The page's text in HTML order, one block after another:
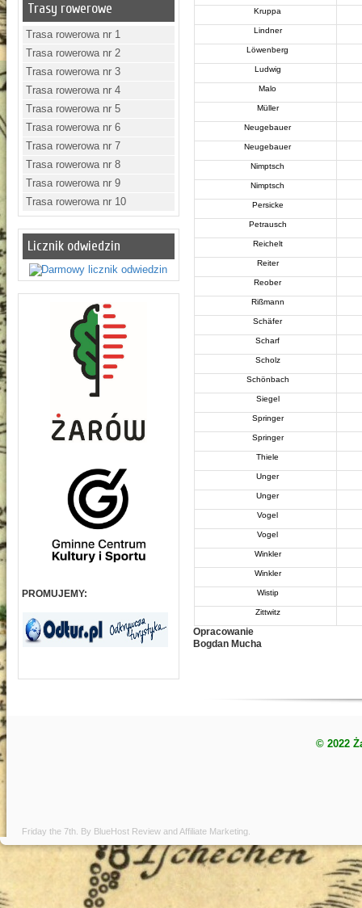
Trasy rowerowe
Trasa rowerowa nr 1
Trasa rowerowa nr 2
Trasa rowerowa nr 3
Trasa rowerowa nr 4
Trasa rowerowa nr 5
Trasa rowerowa nr 6
Trasa rowerowa nr 7
Trasa rowerowa nr 8
Trasa rowerowa nr 9
Trasa rowerowa nr 10
Licznik odwiedzin
PROMUJEMY:
Kruppa
Lindner
Löwenberg
Ludwig
Malo
Müller
Neugebauer
Neugebauer
Nimptsch
Nimptsch
Persicke
Petrausch
Reichelt
Reiter
Reober
Rißmann
Schäfer
Scharf
Scholz
Schönbach
Siegel
Springer
Springer
Thiele
Unger
Unger
Vogel
Vogel
Winkler
Winkler
Wistip
Zittwitz
Opracowanie
Bogdan Mucha
© 2022
Friday the 7th. By BlueHost Review andAffiliate Marketing